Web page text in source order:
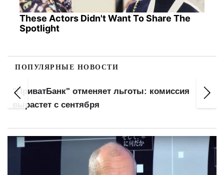
These Actors Didn't Want To Share The
Spotlight
ПОПУЛЯРНЫЕ НОВОСТИ
"ПриватБанк" отменяет льготы: комиссия
вырастет с сентября